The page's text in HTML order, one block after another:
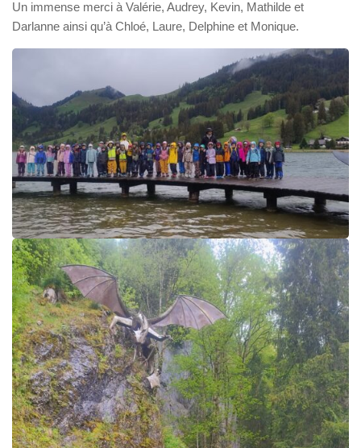
Un immense merci à Valérie, Audrey, Kevin, Mathilde et
Darlanne ainsi qu’à Chloé, Laure, Delphine et Monique.